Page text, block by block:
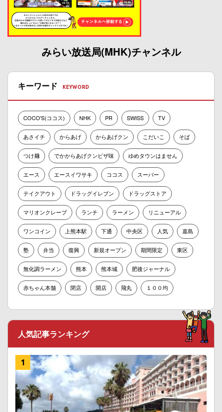
みらい放送局(MHK)チャンネル
キーワード
COCO'S(ココス) NHK PR SWISS TV
あさイチ からあげ からあげクン こだいこ そば
つけ麺 でかからあげクンピザ味 ゆめタウンはません
エース エースイワサキ ココス スーパー
テイクアウト ドラッグイレブン ドラッグストア
マリオンクレープ ランチ ラーメン リニューアル
ワンコイン 上熊本駅 下通 中央区 人気 嘉島
塾 弁当 復興 新規オープン 期間限定 東区
無化調ラーメン 熊本 熊本城 肥後ジャーナル
赤ちゃん本舗 閉店 開店 飛丸 １００均
人気記事ランキング